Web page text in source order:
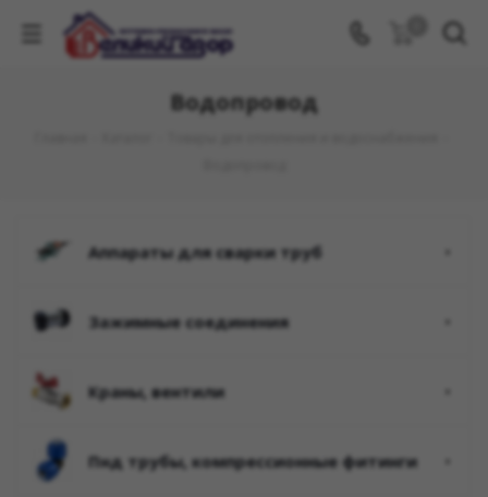
Водопровод
аппараты для сварки труб
зажимные соединения
краны, вентили
пнд трубы, компрессионные фитинги